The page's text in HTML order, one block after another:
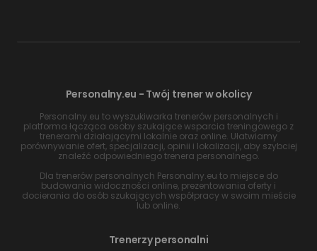
Personalny.eu - Twój trener w okolicy
Personalny.eu to wyszukiwarka trenerów personalnych i
platforma łącząca osoby szukające wsparcia treningowego z
trenerami działającymi lokalnie oraz online. Ułatwiamy
porównywanie ofert, specjalizacji, opinii i lokalizacji, aby szybciej
znaleźć odpowiedniego trenera personalnego.
Dla trenerów personalnych Personalny.eu to miejsce do
budowania widoczności online, prezentowania oferty i
docierania do osób szukających współpracy w swoim mieście
lub online.
Trenerzy personalni